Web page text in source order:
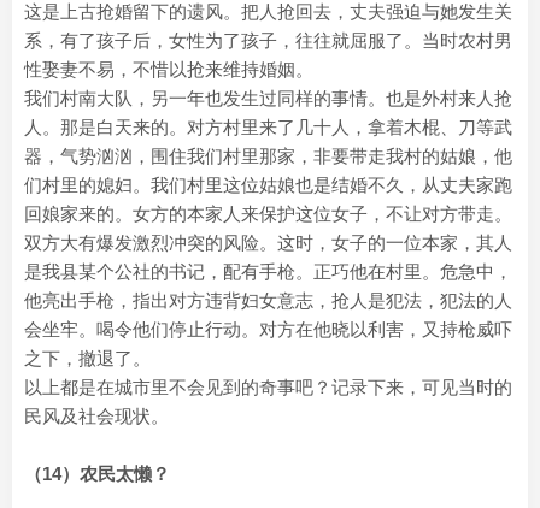
这是上古抢婚留下的遗风。把人抢回去，丈夫强迫与她发生关
系，有了孩子后，女性为了孩子，往往就屈服了。当时农村男
性娶妻不易，不惜以抢来维持婚姻。
我们村南大队，另一年也发生过同样的事情。也是外村来人抢
人。那是白天来的。对方村里来了几十人，拿着木棍、刀等武
器，气势汹汹，围住我们村里那家，非要带走我村的姑娘，他
们村里的媳妇。我们村里这位姑娘也是结婚不久，从丈夫家跑
回娘家来的。女方的本家人来保护这位女子，不让对方带走。
双方大有爆发激烈冲突的风险。这时，女子的一位本家，其人
是我县某个公社的书记，配有手枪。正巧他在村里。危急中，
他亮出手枪，指出对方违背妇女意志，抢人是犯法，犯法的人
会坐牢。喝令他们停止行动。对方在他晓以利害，又持枪威吓
之下，撤退了。
以上都是在城市里不会见到的奇事吧？记录下来，可见当时的
民风及社会现状。
（14）农民太懒？